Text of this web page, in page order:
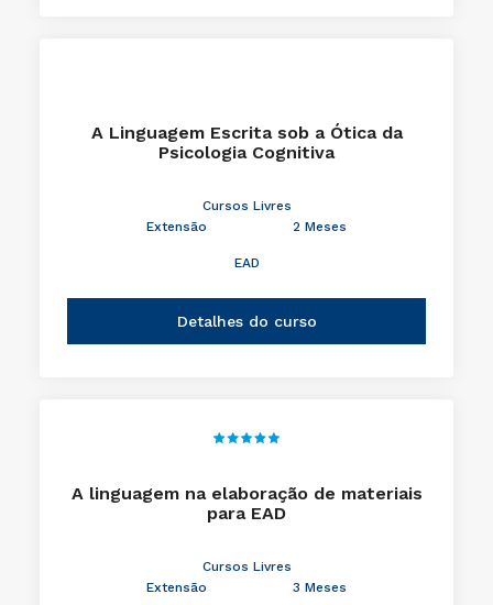
A Linguagem Escrita sob a Ótica da
Psicologia Cognitiva
Cursos Livres
Extensão
2 Meses
EAD
Detalhes do curso
A linguagem na elaboração de materiais
para EAD
Cursos Livres
Extensão
3 Meses